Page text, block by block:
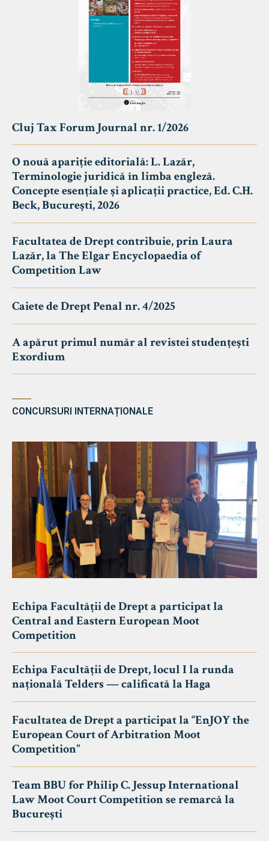
Cluj Tax Forum Journal nr. 1/2026
O nouă apariție editorială: L. Lazăr,
Terminologie juridică în limba engleză.
Concepte esențiale și aplicații practice, Ed. C.H.
Beck, București, 2026
Facultatea de Drept contribuie, prin Laura
Lazăr, la The Elgar Encyclopaedia of
Competition Law
Caiete de Drept Penal nr. 4/2025
A apărut primul număr al revistei studențești
Exordium
CONCURSURI INTERNAȚIONALE
Echipa Facultății de Drept a participat la
Central and Eastern European Moot
Competition
Echipa Facultății de Drept, locul I la runda
națională Telders — calificată la Haga
Facultatea de Drept a participat la “EnJOY the
European Court of Arbitration Moot
Competition”
Team BBU for Philip C. Jessup International
Law Moot Court Competition se remarcă la
București